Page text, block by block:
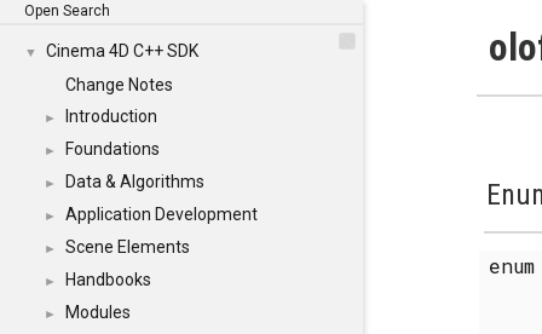
Open Search
▼
Cinema 4D C++ SDK
Change Notes
► Introduction
► Foundations
► Data & Algorithms
► Application Development
► Scene Elements
► Handbooks
► Modules